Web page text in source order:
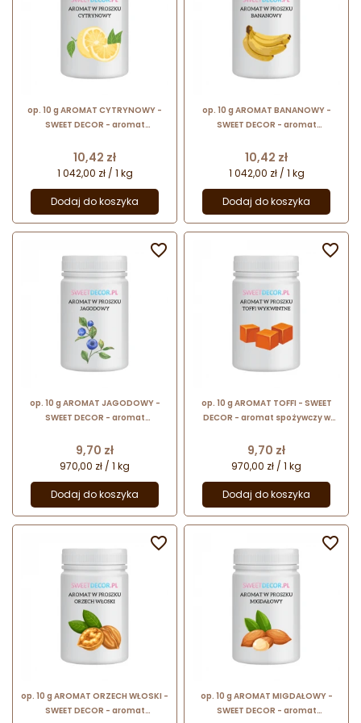
op. 10 g AROMAT CYTRYNOWY -
SWEET DECOR - aromat
smak i zapach
Cena
10,42 zł
1 042,00 zł / 1 kg
Dodaj do koszyka
op. 10 g AROMAT BANANOWY -
SWEET DECOR - aromat
smak i zapach
Cena
10,42 zł
1 042,00 zł / 1 kg
Dodaj do koszyka
op. 10 g AROMAT JAGODOWY -
SWEET DECOR - aromat
smak i zapach
Cena
9,70 zł
970,00 zł / 1 kg
Dodaj do koszyka

op. 10 g AROMAT TOFFI - SWEET
DECOR - aromat spożywczy w
Cena
9,70 zł
970,00 zł / 1 kg
Dodaj do koszyka

op. 10 g AROMAT ORZECH WŁOSKI -
SWEET DECOR - aromat

op. 10 g AROMAT MIGDAŁOWY -
SWEET DECOR - aromat
